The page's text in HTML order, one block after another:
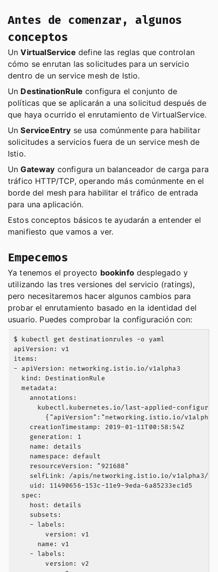
Antes de comenzar, algunos
conceptos
UnVirtualService define las reglas que controlan
cómo se enrutan las solicitudes para un servicio
dentro de un service mesh de Istio.
Un DestinationRule configura el conjunto de
políticas que se aplicarán a una solicitud después de
que haya ocurrido el enrutamiento de VirtualService.
UnServiceEntry se usa comúnmente para habilitar
solicitudes a servicios fuera de un service mesh de
Istio.
UnGateway configura un balanceador de carga para
tráfico HTTP/TCP, operando más comúnmente en el
borde del mesh para habilitar el tráfico de entrada
para una aplicación.
Estos conceptos básicos te ayudarán a entender el
manifiesto que vamos a ver.
Empecemos
Ya tenemos el proyecto bookinfodesplegado y
utilizando las tres versiones del servicio (ratings),
pero necesitaremos hacer algunos cambios para
probar el enrutamiento basado en la identidad del
usuario. Puedes comprobar la configuración con:
$ kubectl get destinationrules -o yaml
apiVersion: v1
items:
- apiVersion: networking.istio.io/v1alpha3
  kind: DestinationRule
  metadata:
    annotations:
kubectl.kubernetes.io/last-applied-
{"apiVersion":"networking.istio.io/
    creationTimestamp: 2019-01-11T00:58:54Z
    generation: 1
    name: details
    namespace: default
    resourceVersion: "921688"
selfLink: /apis/networking.istio.io/v1alpha3/
    uid: 11490656-153c-11e9-9eda-6a85233ec1d5
  spec:
    host: details
    subsets:
    - labels:
        version: v1
      name: v1
    - labels:
        version: v2